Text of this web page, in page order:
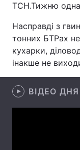
Україна
Економіка
Спорт
Техно і зв'язок
ТСН.Тижню одна
Насправді з
тонних БТРах
кухарки,
інакше не
ВІДЕО ДНЯ